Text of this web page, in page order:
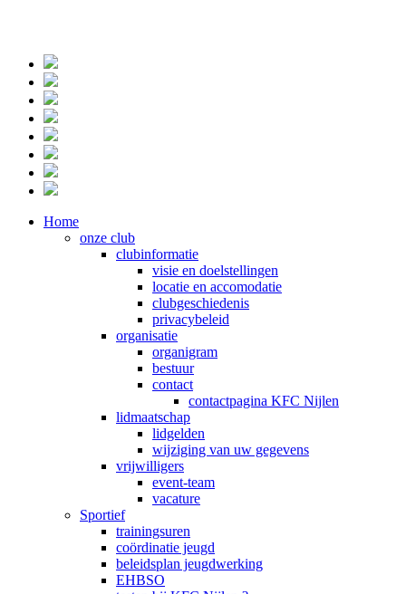
Home
onze club
clubinformatie
visie en doelstellingen
locatie en accomodatie
clubgeschiedenis
privacybeleid
organisatie
organigram
bestuur
contact
contactpagina KFC Nijlen
lidmaatschap
lidgelden
wijziging van uw gegevens
vrijwilligers
event-team
vacature
Sportief
trainingsuren
coördinatie jeugd
beleidsplan jeugdwerking
EHBSO